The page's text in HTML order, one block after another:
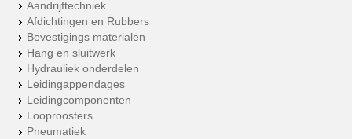
Aandrijftechniek
Afdichtingen en Rubbers
Bevestigings materialen
Hang en sluitwerk
Hydrauliek onderdelen
Leidingappendages
Leidingcomponenten
Looproosters
Pneumatiek